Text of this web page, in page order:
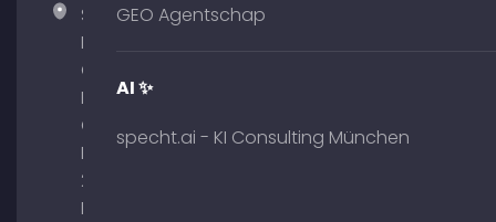
Specht
Marketing
GmbH –
Palais am
Obelisk
Briennerstr.
29 80333
München
GEO Agentschap
AI ✨
specht.ai - KI Consulting München